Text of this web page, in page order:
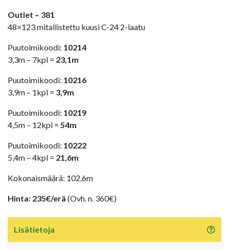
Outlet – 381
48×123 mitallistettu kuusi C-24 2-laatu
Puutoimikoodi: 10214
3,3m – 7kpl = 23,1m
Puutoimikoodi: 10216
3,9m – 1kpl = 3,9m
Puutoimikoodi: 10219
4,5m – 12kpl = 54m
Puutoimikoodi: 10222
5,4m – 4kpl = 21,6m
Kokonaismäärä: 102,6m
Hinta: 235€/erä (Ovh. n. 360€)
Lisätietoja